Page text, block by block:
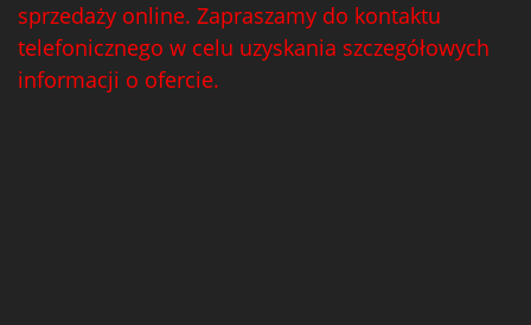
sprzedaży online. Zapraszamy do kontaktu
telefonicznego w celu uzyskania szczegółowych
informacji o ofercie.